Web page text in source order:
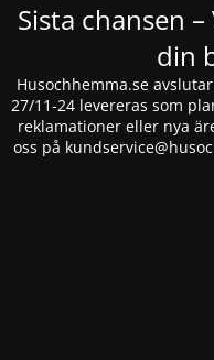
Sista chansen
din
Husochhemma.se
27/11-24 levereras som
reklamationer eller nya
oss på